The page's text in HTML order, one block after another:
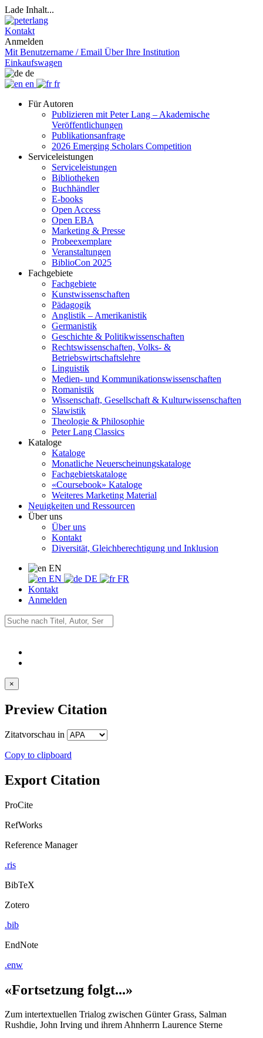
Lade Inhalt...
Kontakt
Anmelden
Mit Benutzername / Email Über Ihre Institution
Einkaufswagen
de
en
fr
Für Autoren
Publizieren mit Peter Lang – Akademische
Veröffentlichungen
Publikationsanfrage
2026 Emerging Scholars Competition
Serviceleistungen
Serviceleistungen
Bibliotheken
Buchhändler
E-books
Open Access
Open EBA
Marketing & Presse
Probeexemplare
Veranstaltungen
BiblioCon 2025
Fachgebiete
Fachgebiete
Kunstwissenschaften
Pädagogik
Anglistik – Amerikanistik
Germanistik
Geschichte & Politikwissenschaften
Rechtswissenschaften, Volks- &
Betriebswirtschaftslehre
Linguistik
Medien- und Kommunikationswissenschaften
Romanistik
Wissenschaft, Gesellschaft & Kulturwissenschaften
Slawistik
Theologie & Philosophie
Peter Lang Classics
Kataloge
Kataloge
Monatliche Neuerscheinungskataloge
Fachgebietskataloge
«Coursebook» Kataloge
Weiteres Marketing Material
Neuigkeiten und Ressourcen
Über uns
Über uns
Kontakt
Diversität, Gleichberechtigung und Inklusion
EN
EN
DE
FR
Kontakt
Anmelden
×
Preview Citation
Zitatvorschau in
Copy to clipboard
Export Citation
ProCite
RefWorks
Reference Manager
.ris
BibTeX
Zotero
.bib
EndNote
.enw
«Fortsetzung folgt...»
Zum intertextuellen Trialog zwischen Günter Grass, Salman
Rushdie, John Irving und ihrem Ahnherrn Laurence Sterne